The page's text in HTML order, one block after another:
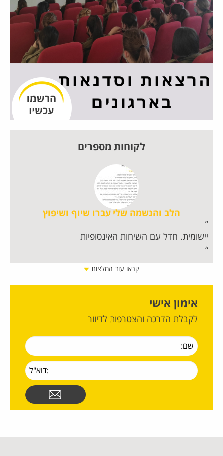
לקוחות מספרים
הלב והנשמה שלי עברו שיוף ושיפוץ
יישומית. חדל עם השיחות האינסופיות
קראו עוד המלצות
אימון אישי
לקבלת הדרכה והצטרפות לדיוור